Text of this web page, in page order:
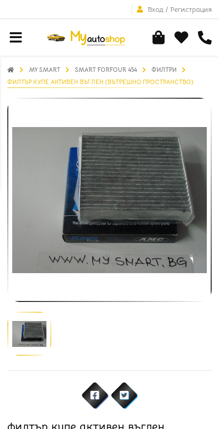
Вход / Регистрация
MY SMART SMART FORFOUR 454
ФИЛТРИ
ФИЛТЪР КУПЕ АКТИВЕН ВЪГЛЕН (ВЪТРЕШНО ПРОСТРАНСТВО)